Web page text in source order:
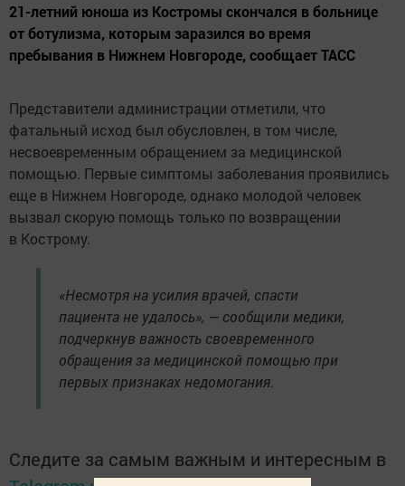
21-летний юноша из Костромы скончался в больнице
от ботулизма, которым заразился во время
пребывания в Нижнем Новгороде, сообщает ТАСС
Представители администрации отметили, что
фатальный исход был обусловлен, в том числе,
несвоевременным обращением за медицинской
помощью. Первые симптомы заболевания проявились
еще в Нижнем Новгороде, однако молодой человек
вызвал скорую помощь только по возвращении
в Кострому.
«Несмотря на усилия врачей, спасти
пациента не удалось», — сообщили медики,
подчеркнув важность своевременного
обращения за медицинской помощью при
первых признаках недомогания.
Следите за самым важным и интересным в